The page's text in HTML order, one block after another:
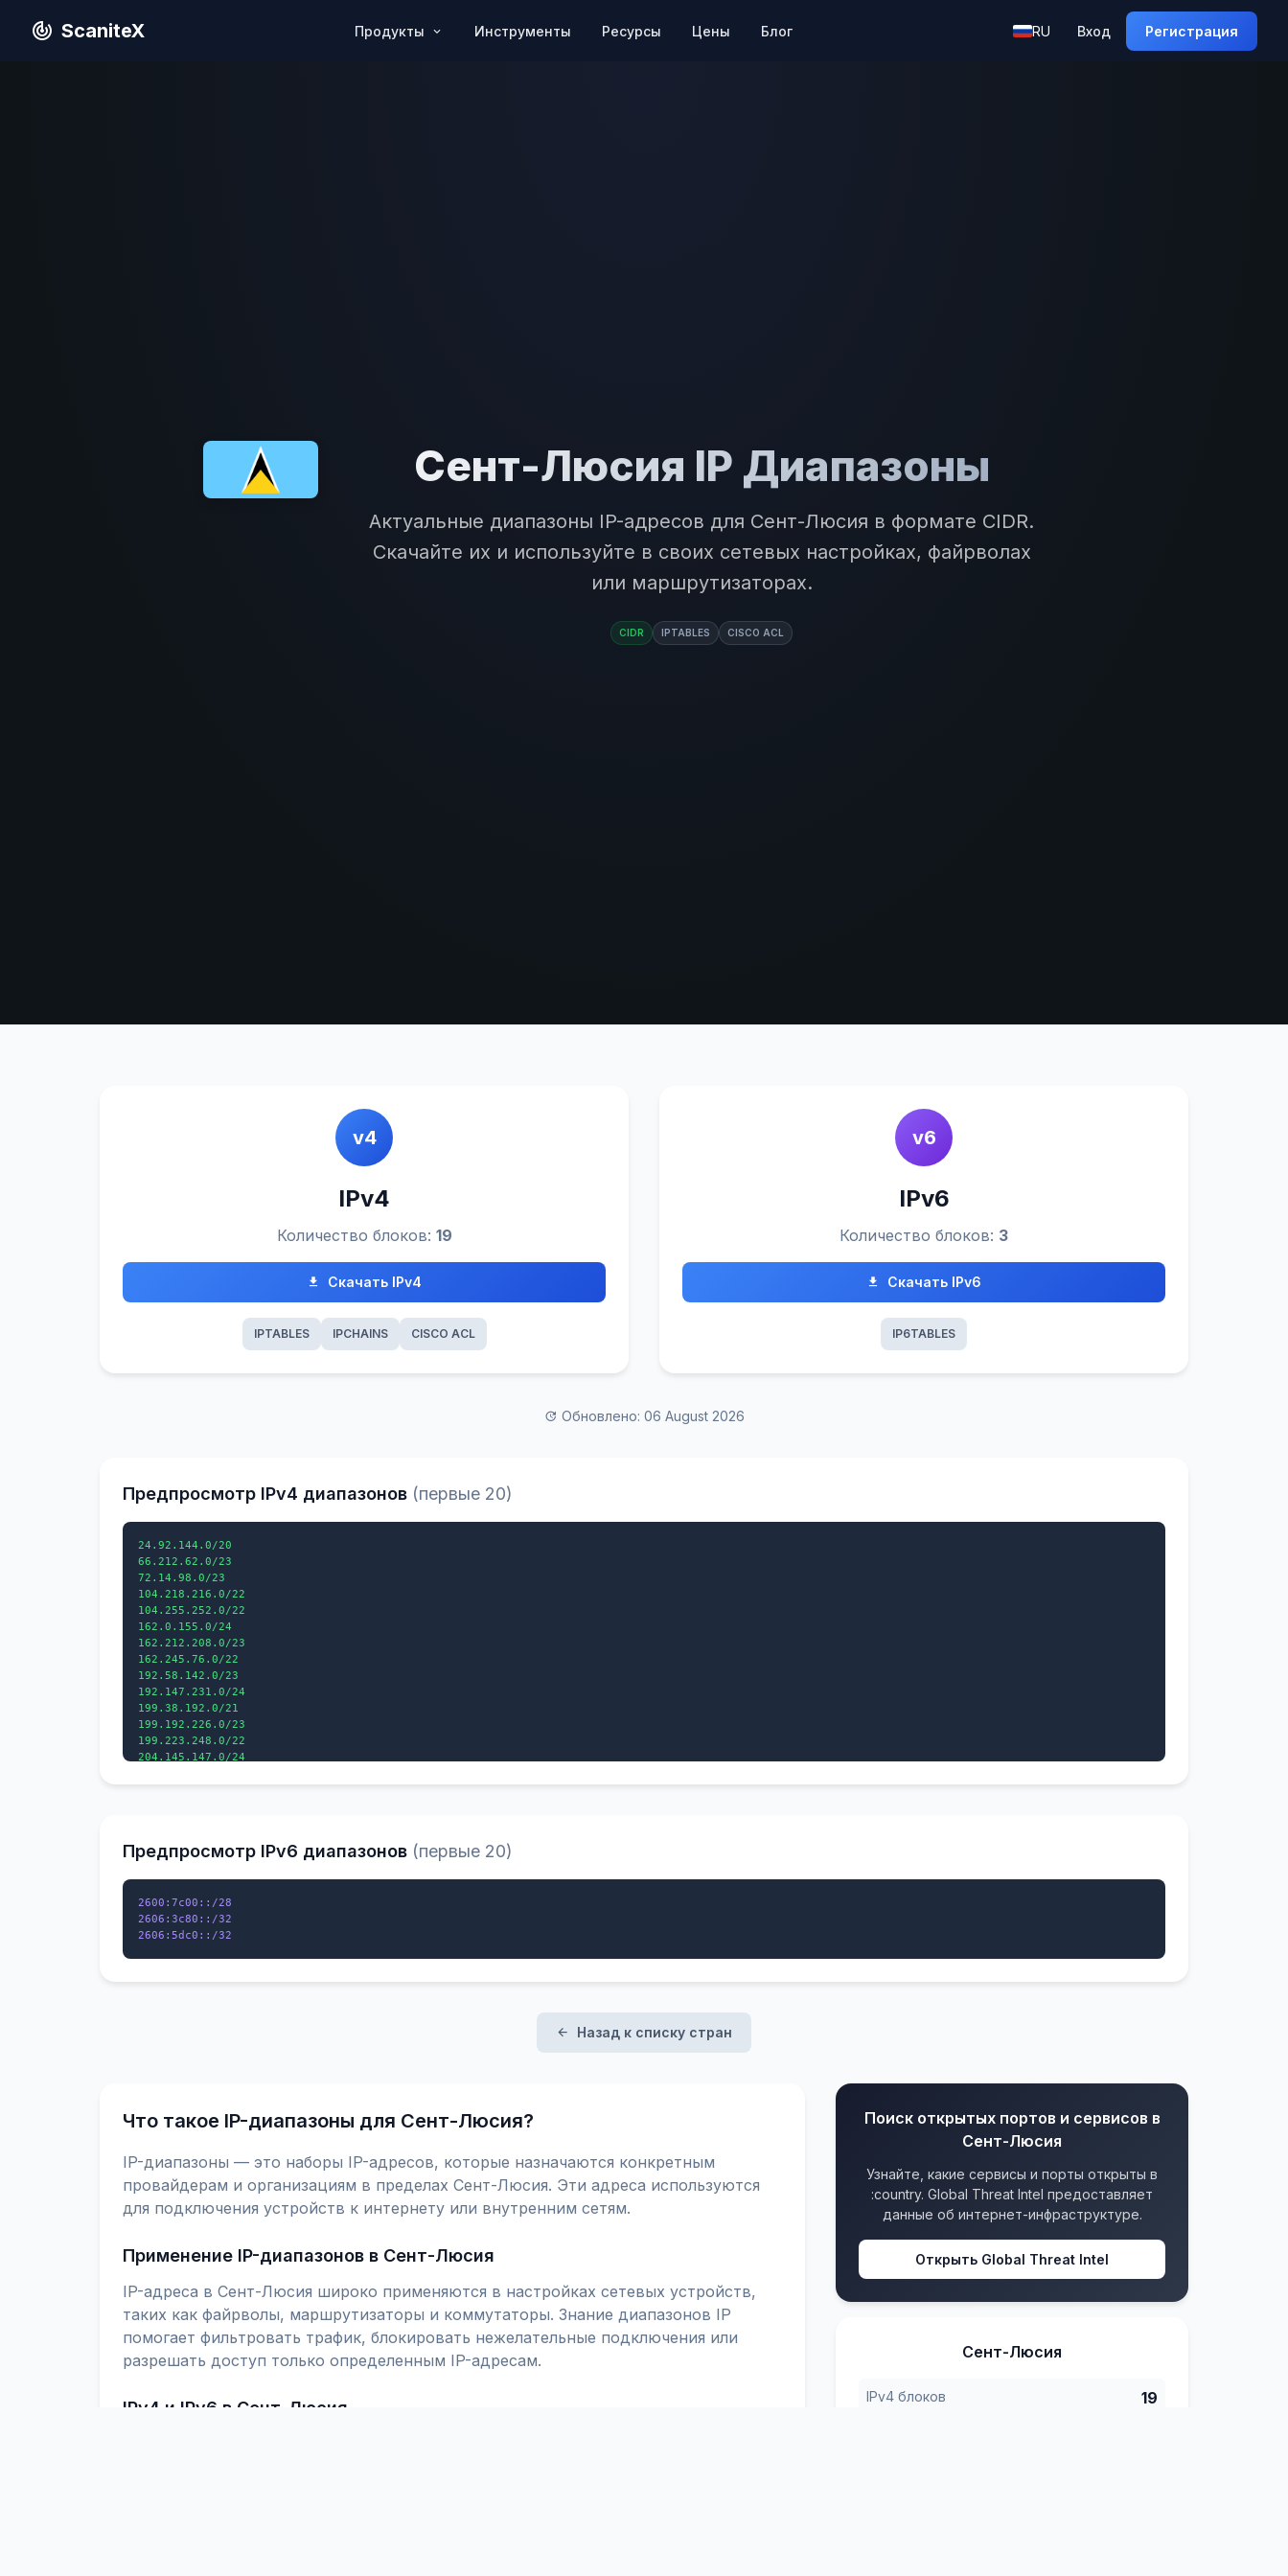
ScaniteX Продукты Инструменты Ресурсы Цены Блог RU Вход Регистрация
Сент-Люсия IP Диапазоны
Актуальные диапазоны IP-адресов для Сент-Люсия в формате CIDR.
Скачайте их и используйте в своих сетевых настройках, файрволах
или маршрутизаторах.
CIDR IPTABLES CISCO ACL
v4
IPv4
Количество блоков: 19
Скачать IPv4
IPTABLES IPCHAINS CISCO ACL
v6
IPv6
Количество блоков: 3
Скачать IPv6
IP6TABLES
Обновлено: 06 August 2026
Предпросмотр IPv4 диапазонов (первые 20)
24.92.144.0/20
66.212.62.0/23
72.14.98.0/23
104.218.216.0/22
104.255.252.0/22
162.0.155.0/24
162.212.208.0/23
162.245.76.0/22
192.58.142.0/23
192.147.231.0/24
199.38.192.0/21
199.192.226.0/23
199.223.248.0/22
204.145.147.0/24
205.166.35.0/24
Предпросмотр IPv6 диапазонов (первые 20)
2600:7c00::/28
2606:3c80::/32
Назад к списку стран
Что такое IP-диапазоны для Сент-Люсия?
IP-диапазоны — это наборы IP-адресов, которые назначаются конкретным
провайдерам и организациям в пределах Сент-Люсия. Эти адреса используются
для подключения устройств к интернету или внутренним сетям.
Применение IP-диапазонов в Сент-Люсия
IP-адреса в Сент-Люсия широко применяются в настройках сетевых устройств,
таких как файрволы, маршрутизаторы и коммутаторы. Знание диапазонов IP
помогает фильтровать трафик, блокировать нежелательные подключения или
разрешать доступ только определенным IP-адресам.
IPv4 и IPv6 в Сент-Люсия
Поиск открытых портов и сервисов в
Сент-Люсия
Узнайте, какие сервисы и порты открыты в
:country. Global Threat Intel предоставляет
данные об интернет-инфраструктуре.
Открыть Global Threat Intel
Сент-Люсия
IPv4 блоков 19